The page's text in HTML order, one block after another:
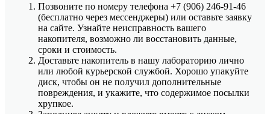
Позвоните по номеру телефона +7 (906) 246-91-46
(бесплатно через мессенджеры) или оставьте заявку
на сайте. Узнайте неисправность вашего
накопителя, возможно ли восстановить данные,
сроки и стоимость.
Доставьте накопитель в нашу лабораторию лично
или любой курьерской службой. Хорошо упакуйте
диск, чтобы он не получил дополнительные
повреждения, и укажите, что содержимое посылки
хрупкое.